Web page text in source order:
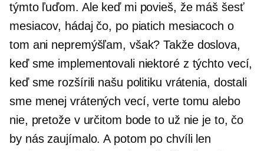
týmto ľuďom. Ale keď mi povieš, že máš šesť
mesiacov, hádaj čo, po piatich mesiacoch o
tom ani nepremýšľam, však? Takže doslova,
keď sme implementovali niektoré z týchto vecí,
keď sme rozšírili našu politiku vrátenia, dostali
sme menej vrátených vecí, verte tomu alebo
nie, pretože v určitom bode to už nie je to, čo
by nás zaujímalo. A potom po chvíli len